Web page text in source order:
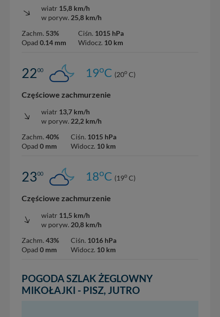
wiatr 15,8 km/h
w poryw. 25,8 km/h
Zachm. 53%
Opad 0.14 mm
Ciśn. 1015 hPa
Widocz. 10 km
2200 19oC (20o C)
Częściowe zachmurzenie
wiatr 13,7 km/h
w poryw. 22,2 km/h
Zachm. 40%
Opad 0 mm
Ciśn. 1015 hPa
Widocz. 10 km
2300 18oC (19o C)
Częściowe zachmurzenie
wiatr 11,5 km/h
w poryw. 20,8 km/h
Zachm. 43%
Opad 0 mm
Ciśn. 1016 hPa
Widocz. 10 km
POGODA SZLAK ŻEGLOWNY
MIKOŁAJKI - PISZ, JUTRO